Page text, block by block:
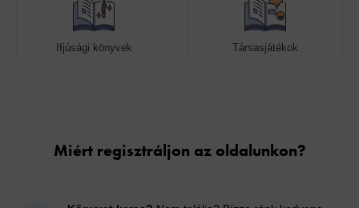
Ifjúsági könyvek Társasjátékok
Miért regisztráljon az oldalunkon?